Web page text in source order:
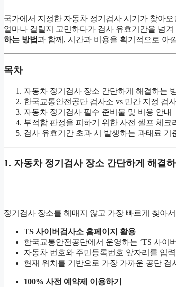
국가에서 지정한 자동차 정기검사 시기가 찾아
얼마나 걸릴지 고민하다가 검사 유효기간을 넘
하는 방법 과 함께, 시간과 비용을 획기적으로 아
목차
자동차 정기검사 장소 간단하게 해결하는
한국교통안전공단 검사소 vs 민간 지정 검
자동차 정기검사 필수 준비물 및 비용 안내
부적합 판정을 피하기 위한 사전 셀프 체크
검사 유효기간 초과 시 발생하는 과태료 기
1. 자동차 정기검사 장소 간단하게 해결
정기검사 장소를 헤매지 않고 가장 빠르게 찾아
TS 사이버검사소 홈페이지 활용
한국교통안전공단에서 운영하는 ‘TS 사이
자동차 번호와 주민등록번호 앞자리를 입
현재 위치를 기반으로 가장 가까운 공단
100% 사전 예약제 이용하기